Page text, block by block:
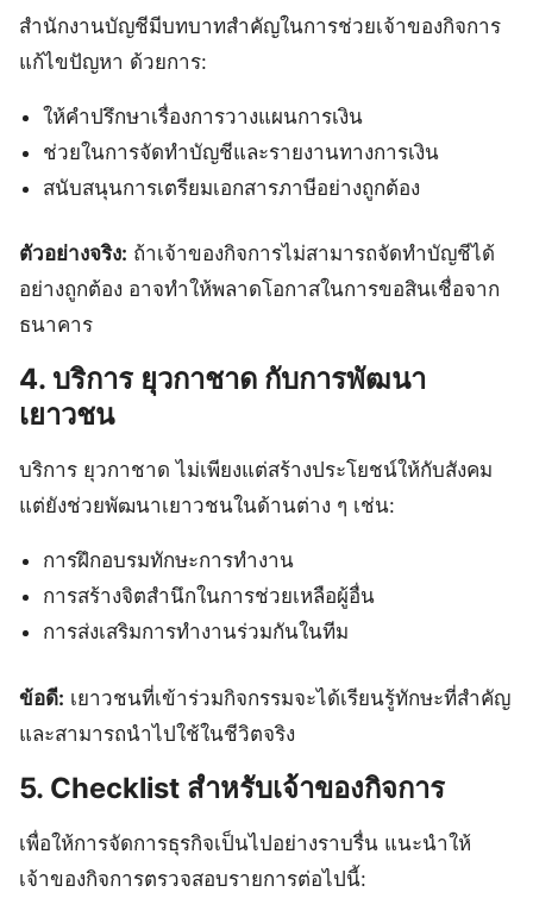
สำนักงานบัญชีมีบทบาทสำคัญในการช่วยเจ้าของกิจการ
แก้ไขปัญหา ด้วยการ:
ให้คำปรึกษาเรื่องการวางแผนการเงิน
ช่วยในการจัดทำบัญชีและรายงานทางการเงิน
สนับสนุนการเตรียมเอกสารภาษีอย่างถูกต้อง
ตัวอย่างจริง: ถ้าเจ้าของกิจการไม่สามารถจัดทำบัญชีได้
อย่างถูกต้อง อาจทำให้พลาดโอกาสในการขอสินเชื่อจาก
ธนาคาร
4. บริการ ยุวกาชาด กับการพัฒนา
เยาวชน
บริการ ยุวกาชาด ไม่เพียงแต่สร้างประโยชน์ให้กับสังคม
แต่ยังช่วยพัฒนาเยาวชนในด้านต่าง ๆ เช่น:
การฝึกอบรมทักษะการทำงาน
การสร้างจิตสำนึกในการช่วยเหลือผู้อื่น
การส่งเสริมการทำงานร่วมกันในทีม
ข้อดี: เยาวชนที่เข้าร่วมกิจกรรมจะได้เรียนรู้ทักษะที่สำคัญ
และสามารถนำไปใช้ในชีวิตจริง
5. Checklist สำหรับเจ้าของกิจการ
เพื่อให้การจัดการธุรกิจเป็นไปอย่างราบรื่น แนะนำให้
เจ้าของกิจการตรวจสอบรายการต่อไปนี้: